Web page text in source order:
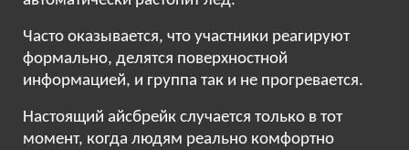
Часто оказывается, что участники реагируют
формально, делятся поверхностной
информацией, и группа так и не прогревается.
Настоящий айсбрейк случается только в тот
момент, когда людям реально комфортно